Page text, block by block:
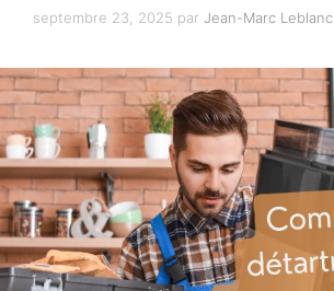
septembre 23, 2025 par Jean-Marc Leblanc